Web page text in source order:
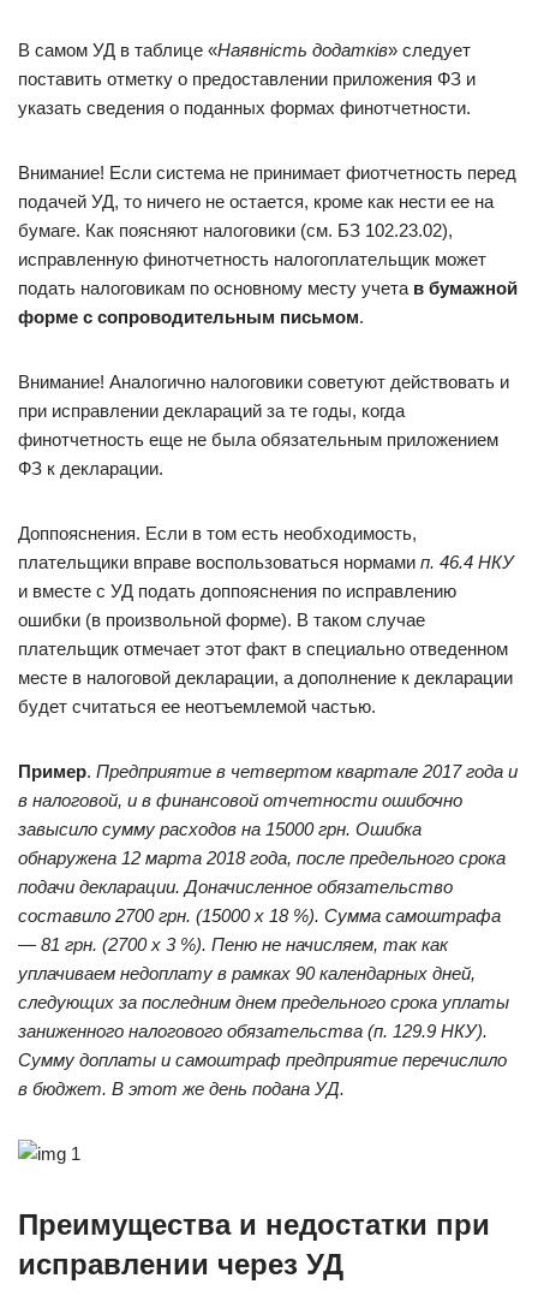
В самом УД в таблице «Наявність додатків» следует
поставить отметку о предоставлении приложения ФЗ и
указать сведения о поданных формах финотчетности.
Внимание! Если система не принимает фиотчетность перед
подачей УД, то ничего не остается, кроме как нести ее на
бумаге. Как поясняют налоговики (см. БЗ 102.23.02),
исправленную финотчетность налогоплательщик может
подать налоговикам по основному месту учета в бумажной
форме с сопроводительным письмом.
Внимание! Аналогично налоговики советуют действовать и
при исправлении деклараций за те годы, когда
финотчетность еще не была обязательным приложением
ФЗ к декларации.
Доппояснения. Если в том есть необходимость,
плательщики вправе воспользоваться нормами п. 46.4 НКУ
и вместе с УД подать доппояснения по исправлению
ошибки (в произвольной форме). В таком случае
плательщик отмечает этот факт в специально отведенном
месте в налоговой декларации, а дополнение к декларации
будет считаться ее неотъемлемой частью.
Пример. Предприятие в четвертом квартале 2017 года и
в налоговой, и в финансовой отчетности ошибочно
завысило сумму расходов на 15000 грн. Ошибка
обнаружена 12 марта 2018 года, после предельного срока
подачи декларации. Доначисленное обязательство
составило 2700 грн. (15000 х 18 %). Сумма самоштрафа
— 81 грн. (2700 х 3 %). Пеню не начисляем, так как
уплачиваем недоплату в рамках 90 календарных дней,
следующих за последним днем предельного срока уплаты
заниженного налогового обязательства (п. 129.9 НКУ).
Сумму доплаты и самоштраф предприятие перечислило
в бюджет. В этот же день подана УД.
Преимущества и недостатки при
исправлении через УД